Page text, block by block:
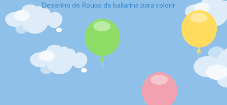
Desenho de Roupa de bailarina para colorir